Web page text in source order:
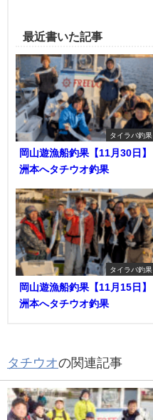
最近書いた記事
タイラバ釣果
岡山遊漁船釣果【11月30日】
洲本へタチウオ釣果
タイラバ釣果
岡山遊漁船釣果【11月15日】
洲本へタチウオ釣果
タチウオの関連記事